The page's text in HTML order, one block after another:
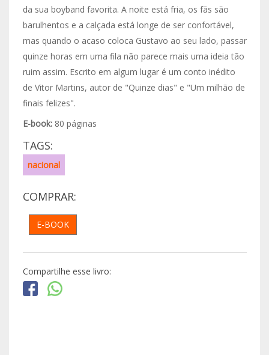
da sua boyband favorita. A noite está fria, os fãs são
barulhentos e a calçada está longe de ser confortável,
mas quando o acaso coloca Gustavo ao seu lado, passar
quinze horas em uma fila não parece mais uma ideia tão
ruim assim. Escrito em algum lugar é um conto inédito
de Vitor Martins, autor de "Quinze dias" e "Um milhão de
finais felizes".
E-book:80 páginas
TAGS:
nacional
COMPRAR:
E-BOOK
Compartilhe esse livro: